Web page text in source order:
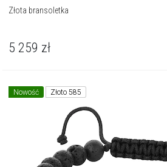
Złota bransoletka
5 259 zł
Nowość Złoto 585